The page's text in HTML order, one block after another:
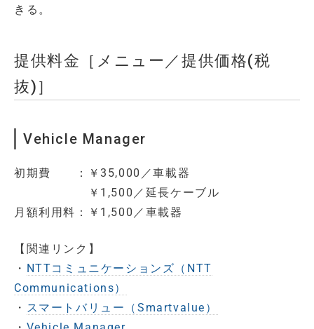
きる。
提供料金［メニュー／提供価格(税
抜)］
Vehicle Manager
初期費 ：￥35,000／車載器
￥1,500／延長ケーブル
月額利用料：￥1,500／車載器
【関連リンク】
・ NTTコミュニケーションズ（NTT
Communications）
・ スマートバリュー（Smartvalue）